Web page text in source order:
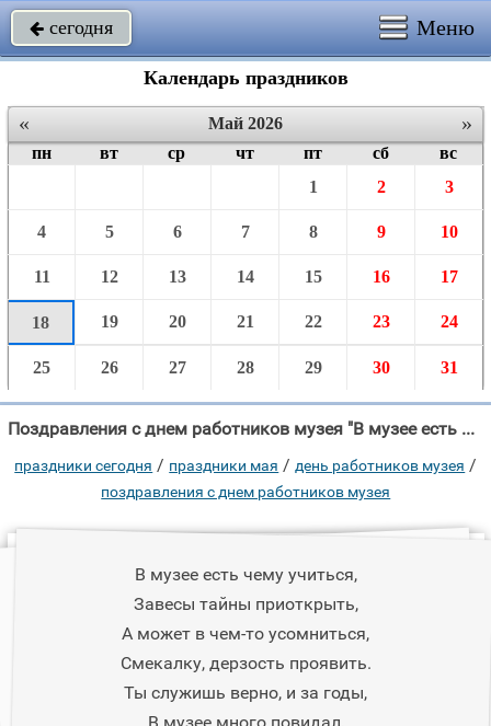
 сегодня Меню
Календарь праздников
« »
Май 2026
пн
вт ср чт пт сб
вс
1
2 3
4 5 6 7 8 9 10
11 12 13 14 15 16 17
18 19 20 21 22 23 24
25 26 27 28 29 30 31
Поздравления с днем работников музея "В музее есть чему учиться, Завесы тайны приоткрыть, А может в чем-то "
праздники сегодня / праздники мая /день работников музея /
поздравления с днем работников музея
В музее есть чему учиться,
Завесы тайны приоткрыть,
А может в чем-то усомниться,
Смекалку, дерзость проявить.
Ты служишь верно, и за годы,